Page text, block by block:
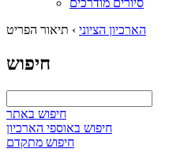
סיורים מודרכים
הארכיון הציוני › תיאור הפריט
חיפוש
חיפוש באתר
חיפוש באוספי הארכיון
חיפוש מתקדם